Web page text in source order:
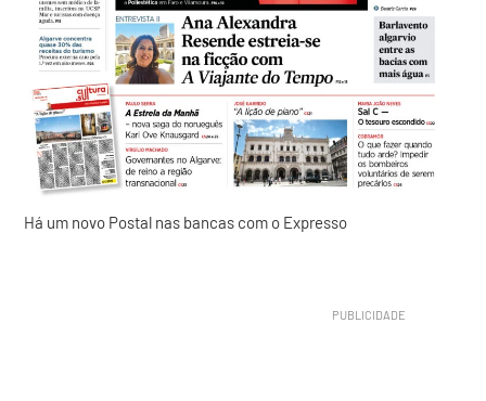
Há um novo Postal nas bancas com o Expresso